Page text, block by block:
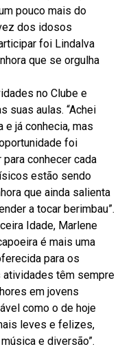
pouco mais do
dos idosos
foi Lindalva
que se orgulha
no Clube e
suas aulas. “Achei
e já conhecia, mas
foi
conhecer cada
estão sendo
que ainda salienta
a tocar berimbau”.
Idade, Marlene
é mais uma
para os
atividades têm sempre
em jovens
como o de hoje
leves e felizes,
e diversão”.